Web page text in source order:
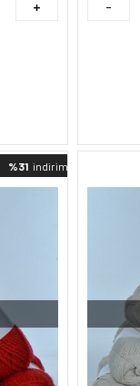
%31 indirimli